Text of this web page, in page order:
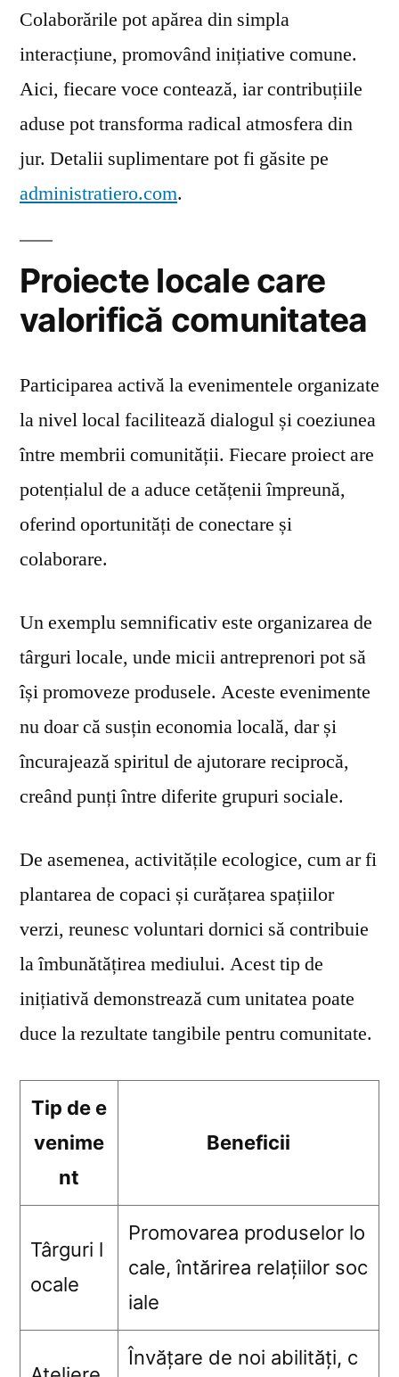
Colaborările pot apărea din simpla
interacțiune, promovând inițiative comune.
Aici, fiecare voce contează, iar contribuțiile
aduse pot transforma radical atmosfera din
jur. Detalii suplimentare pot fi găsite pe
administratiero.com.
Proiecte locale care
valorifică comunitatea
Participarea activă la evenimentele organizate
la nivel local facilitează dialogul și coeziunea
între membrii comunității. Fiecare proiect are
potențialul de a aduce cetățenii împreună,
oferind oportunități de conectare și
colaborare.
Un exemplu semnificativ este organizarea de
târguri locale, unde micii antreprenori pot să
își promoveze produsele. Aceste evenimente
nu doar că susțin economia locală, dar și
încurajează spiritul de ajutorare reciprocă,
creând punți între diferite grupuri sociale.
De asemenea, activitățile ecologice, cum ar fi
plantarea de copaci și curățarea spațiilor
verzi, reunesc voluntari dornici să contribuie
la îmbunătățirea mediului. Acest tip de
inițiativă demonstrează cum unitatea poate
duce la rezultate tangibile pentru comunitate.
Tip de e
venime
nt
Beneficii
Târguri l
ocale
Promovarea produselor lo
cale, întărirea relațiilor soc
iale
Învățare de noi abilități, c